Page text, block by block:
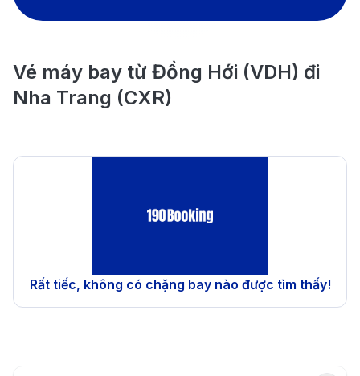
Vé máy bay từ Đồng Hới (VDH) đi
Nha Trang (CXR)
Rất tiếc, không có chặng bay nào được tìm thấy!